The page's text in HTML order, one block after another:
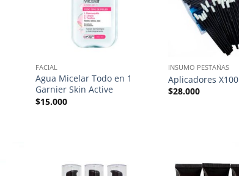
FACIAL
Agua Micelar Todo en 1
Garnier Skin Active
$15.000
INSUMO PESTAÑAS
Aplicadores X100
$28.000